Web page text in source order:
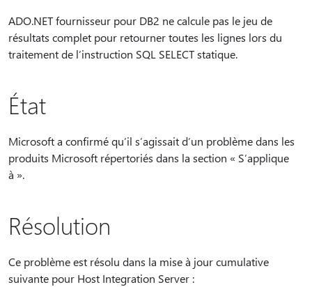
ADO.NET fournisseur pour DB2 ne calcule pas le jeu de
résultats complet pour retourner toutes les lignes lors du
traitement de l’instruction SQL SELECT statique.
État
Microsoft a confirmé qu’il s’agissait d’un problème dans les
produits Microsoft répertoriés dans la section « S’applique
à ».
Résolution
Ce problème est résolu dans la mise à jour cumulative
suivante pour Host Integration Server :